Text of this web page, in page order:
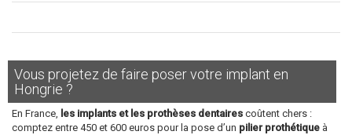
Vous projetez de faire poser votre implant en
Hongrie ?
En France, les implants et les prothèses dentaires coûtent chers :
comptez entre 450 et 600 euros pour la pose d’un pilier prothétique à